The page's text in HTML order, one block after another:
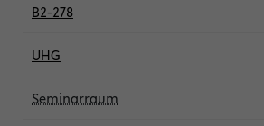
B2-278
UHG
Seminarraum